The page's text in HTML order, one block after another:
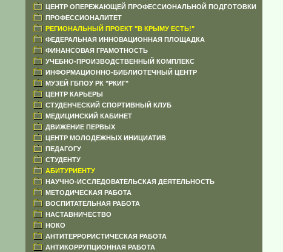
ЦЕНТР ОПЕРЕЖАЮЩЕЙ ПРОФЕССИОНАЛЬНОЙ ПОДГОТОВКИ
ПРОФЕССИОНАЛИТЕТ
РЕГИОНАЛЬНЫЙ ПРОЕКТ "В КРЫМУ ЕСТЬ!"
ФЕДЕРАЛЬНАЯ ИННОВАЦИОННАЯ ПЛОЩАДКА
ФИНАНСОВАЯ ГРАМОТНОСТЬ
УЧЕБНО-ПРОИЗВОДСТВЕННЫЙ КОМПЛЕКС
ИНФОРМАЦИОННО-БИБЛИОТЕЧНЫЙ ЦЕНТР
МУЗЕЙ ГБПОУ РК "РКИГ"
ЦЕНТР КАРЬЕРЫ
СТУДЕНЧЕСКИЙ СПОРТИВНЫЙ КЛУБ
МЕДИЦИНСКИЙ КАБИНЕТ
ДВИЖЕНИЕ ПЕРВЫХ
ЦЕНТР МОЛОДЕЖНЫХ ИНИЦИАТИВ
ПЕДАГОГУ
СТУДЕНТУ
АБИТУРИЕНТУ
НАУЧНО-ИССЛЕДОВАТЕЛЬСКАЯ ДЕЯТЕЛЬНОСТЬ
МЕТОДИЧЕСКАЯ РАБОТА
ВОСПИТАТЕЛЬНАЯ РАБОТА
НАСТАВНИЧЕСТВО
НОКО
АНТИТЕРРОРИСТИЧЕСКАЯ РАБОТА
АНТИКОРРУПЦИОННАЯ РАБОТА